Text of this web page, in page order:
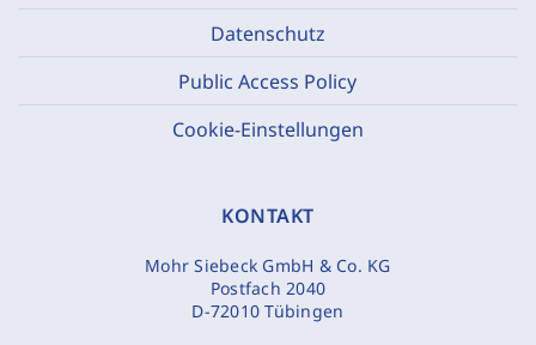
Datenschutz
Public Access Policy
Cookie-Einstellungen
KONTAKT
Mohr Siebeck GmbH & Co. KG
Postfach 2040
D-72010 Tübingen